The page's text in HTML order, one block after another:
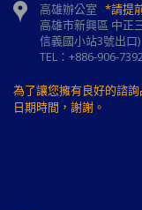
高雄辦公室 *請提
高雄市新興區 中正
信義國小站3號出口)
TEL：+886-906-
為了讓您擁有良好的諮
日期時間，謝謝。